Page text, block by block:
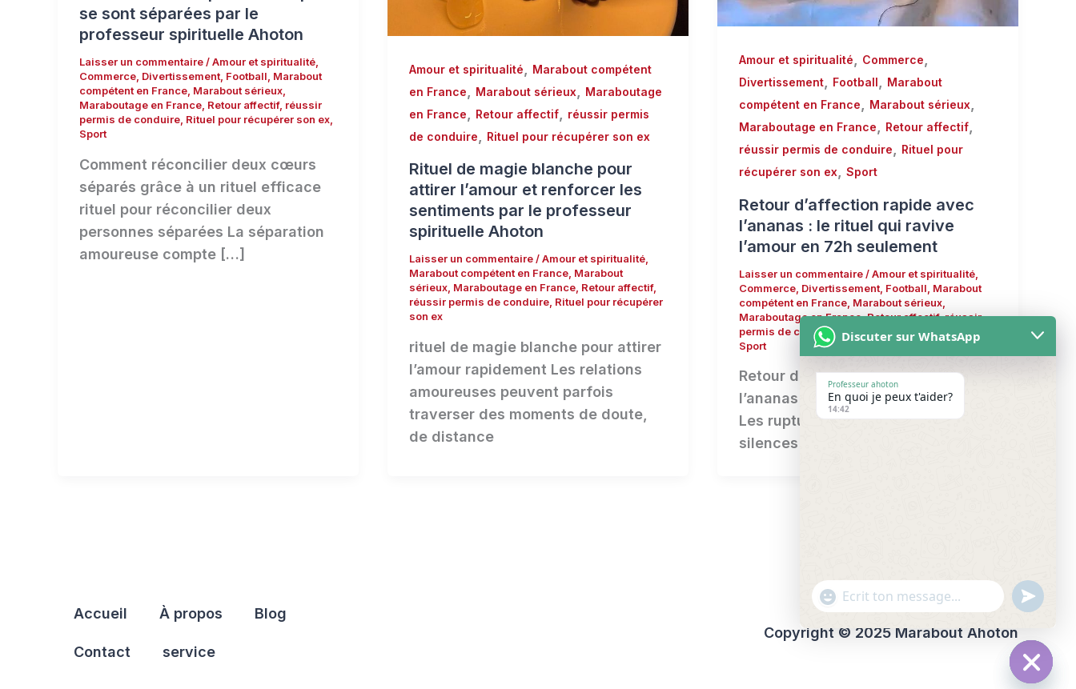
se sont séparées par le
professeur spirituelle Ahoton
Laisser un commentaire/Amour et spiritualité,
Commerce, Divertissement, Football, Marabout
compétent en France, Marabout sérieux,
Maraboutage en France, Retour affectif, réussir
permis de conduire, Rituel pour récupérer son ex,
Sport
Comment réconcilier deux cœurs
séparés grâce à un rituel efficace
rituel pour réconcilier deux
personnes séparées La séparation
amoureuse compte […]
Amour et spiritualité
Marabout compétent
en France
Marabout sérieux
Maraboutage
en France
Retour affectif,
réussir permis
de conduire
Rituel pour récupérer son ex
Rituel de magie blanche pour
attirer l’amour et renforcer les
sentiments par le professeur
spirituelle Ahoton
Laisser un commentaire/Amour et spiritualité,
Marabout compétent en France, Marabout
sérieux, Maraboutage en France, Retour affectif,
réussir permis de conduire, Rituel pour récupérer
son ex
rituel de magie blanche pour attirer
l’amour rapidement Les relations
amoureuses peuvent parfois
traverser des moments de doute,
de distance
Amour et spiritualité, Commerce,
Divertissement, Football, Marabout
compétent en France, Marabout sérieux,
Maraboutage en France, Retour affectif,
réussir permis de conduire, Rituel pour
récupérer son ex, Sport
Retour d’affection rapide avec
l’ananas : le rituel qui ravive
l’amour en 72h seulement
Laisser un commentaire /Amour et spiritualité,
Commerce, Divertissement, Football Marabout
compétent en France, Marabout sérieux,
Maraboutage en France,Retour affectif,réussir
permis de conduire ,Rituel pour récupérer son ex
Sport
Retour d’affection rapide avec
l’ananas : le rituel qui ravive l’amour
Les ruptures, les disputes et les
silences peuvent briser
Accueil À propos Blog
Contact service
Copyright © 2025 Marabout Ahoton
Discuter sur WhatsApp
Professeur ahoton
En quoi je peux t'aider?
14:42
WhatsApp